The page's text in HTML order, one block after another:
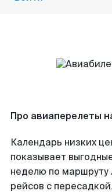
Про авиаперелеты
Календарь низких
показывает
неделю по маршруту
рейсов с